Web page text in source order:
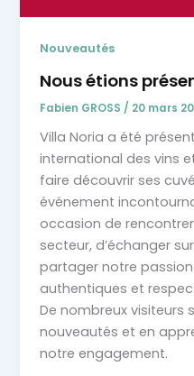
Nouveautés
Nous étions
Fabien GROSS / 20 mars
Villa Noria a été
international des vins
faire découvrir ses
événement
occasion de
secteur, d’échanger
partager notre
authentiques et
De nombreux visiteurs
nouveautés et en
notre engagement.